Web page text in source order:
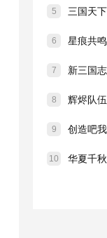
5
6
7
8 辉烬队
9
10 华夏千